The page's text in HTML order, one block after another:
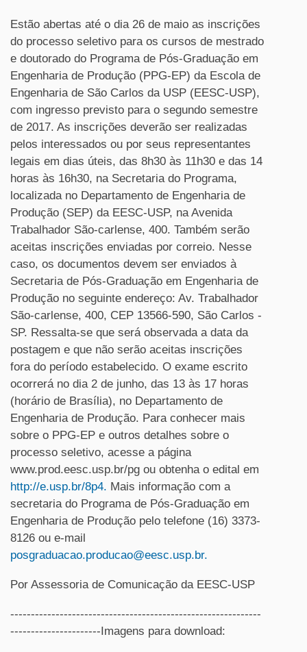
Estão abertas até o dia 26 de maio as inscrições
do processo seletivo para os cursos de mestrado
e doutorado do Programa de Pós-Graduação em
Engenharia de Produção (PPG-EP) da Escola de
Engenharia de São Carlos da USP (EESC-USP),
com ingresso previsto para o segundo semestre
de 2017. As inscrições deverão ser realizadas
pelos interessados ou por seus representantes
legais em dias úteis, das 8h30 às 11h30 e das 14
horas às 16h30, na Secretaria do Programa,
localizada no Departamento de Engenharia de
Produção (SEP) da EESC-USP, na Avenida
Trabalhador São-carlense, 400. Também serão
aceitas inscrições enviadas por correio. Nesse
caso, os documentos devem ser enviados à
Secretaria de Pós-Graduação em Engenharia de
Produção no seguinte endereço: Av. Trabalhador
São-carlense, 400, CEP 13566-590, São Carlos -
SP. Ressalta-se que será observada a data da
postagem e que não serão aceitas inscrições
fora do período estabelecido. O exame escrito
ocorrerá no dia 2 de junho, das 13 às 17 horas
(horário de Brasília), no Departamento de
Engenharia de Produção. Para conhecer mais
sobre o PPG-EP e outros detalhes sobre o
processo seletivo, acesse a página
www.prod.eesc.usp.br/pg ou obtenha o edital em
http://e.usp.br/8p4. Mais informação com a
secretaria do Programa de Pós-Graduação em
Engenharia de Produção pelo telefone (16) 3373-
8126 ou e-mail
posgraduacao.producao@eesc.usp.br.
Por Assessoria de Comunicação da EESC-USP
-------------------------------------------------------------
----------------------Imagens para download: